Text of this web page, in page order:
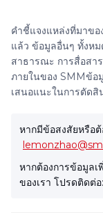
คำชี้แจงแหล่งที่มาข
แล้ว ข้อมูลอื่นๆ ทั้งห
สาธารณะ การสื่อสา
ภายในของ SMMข้อ
เสนอแนะในการตัดสิ
หากมีข้อสงสัยหรือ
หากต้องการข้อมูลเ
ของเรา โปรดติดต่อ: